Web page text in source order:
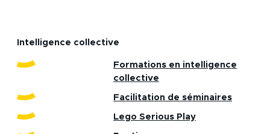
Intelligence collective
Formations en intelligence
collective
Facilitation de séminaires
Lego Serious Play